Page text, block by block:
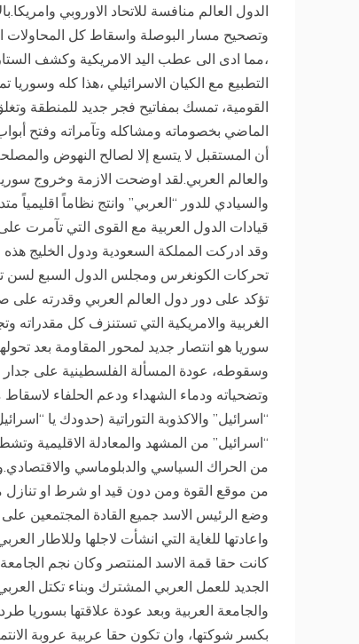
الدول العالم منافسة للاتحاد الاوروبي
وتصحيح مسار البوصلة واسقاط كل المحاولات
،مما ادى الى عطب اليد الامريكية وكشف
التطبيع مع الكيان الاسرائيلي ،هذا كله
القومية، تمسك بمفاتيح فجر جديد للمنطقة
الماضي بخصوماته ومشاكله وتآمراته وفتح
أن المستقبل لا يتسع إلا لصالح النهوض
والعالم العربي.لقد اوضحت الازمة وخروج
والسيادي للدور “العربي” وانتج نظاماً
قيادات الدول العربية مع القوى التي تآمرت
وقد ادركت المملكة السعودية ودول الخليج
تؤكد على دور دول العالم العربي وقدرته على
الغربية والامريكية التي تستنزف كل مقدراته
سوريا هو انتصار جديد لمحور المقاومة بعد
وسقوطه، عودة المسألة الفلسطينية على جدار
وتضحياته ودماء الشهداء ودعم الحلفاء
“اسرائيل” والاكذوبة التوراتية (حدودك يا
“اسرائيل” من المشهد والمعادلة الاقليمية
من الحراك السياسي والدبلوماسي
من موقع القوة ومن دون قيد او شرط او تنازل
وضع الرئيس الاسد جميع القادة المجتمعين
واعادتها للغاية التي انشأت لاجلها وللاطار
كانت حقا قمة الاسد المنتصر وكان نجم
الجديد للعمل العربي المشترك وبناء تكتل
والجامعة العربية وبعد عودة علاقتها
بكسر شوكتها، وان تكون حقا عربية عروبة